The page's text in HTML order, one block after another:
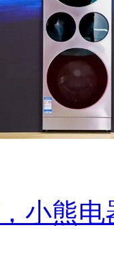
小熊